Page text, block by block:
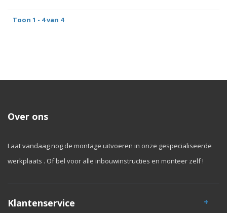
Toon 1 - 4 van 4
Over ons
Laat vandaag nog de montage uitvoeren in onze gespecialiseerde
werkplaats . Of bel voor alle inbouwinstructies en monteer zelf !
Klantenservice